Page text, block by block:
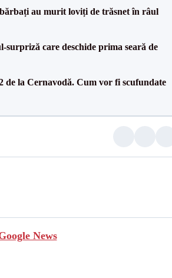
au murit loviți de trăsnet în râul
care deschide prima seară de
de la Cernavodă. Cum vor fi scufundate
News